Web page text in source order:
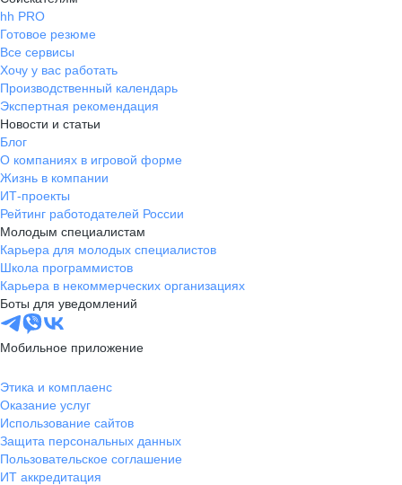
hh PRO
Готовое резюме
Все сервисы
Хочу у вас работать
Производственный календарь
Экспертная рекомендация
Новости и статьи
Блог
О компаниях в игровой форме
Жизнь в компании
ИТ-проекты
Рейтинг работодателей России
Молодым специалистам
Карьера для молодых специалистов
Школа программистов
Карьера в некоммерческих организациях
Боты для уведомлений
Мобильное приложение
Этика и комплаенс
Оказание услуг
Использование сайтов
Защита персональных данных
Пользовательское соглашение
ИТ аккредитация